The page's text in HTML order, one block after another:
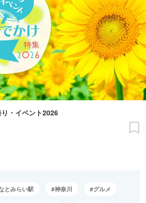
・イベント2026
とみらい駅 神奈川 グルメ